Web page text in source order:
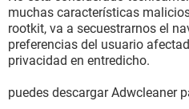
muchas características
rootkit, va a secuestrarnos el
preferencias del usuario
privacidad en entredicho.
puedes descargar Adwcleaner